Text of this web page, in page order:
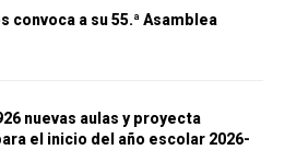
convoca a su 55.ª Asamblea
nuevas aulas y proyecta
el inicio del año escolar 2026-